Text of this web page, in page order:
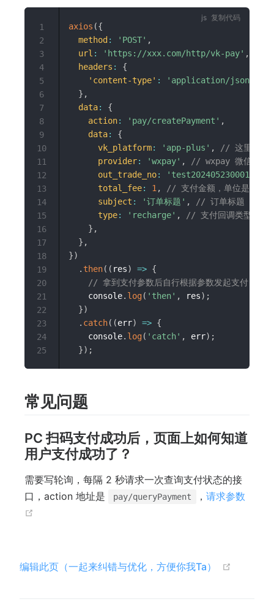
axios ({
method: 'POST' ,
url : 'https://xxx.com/http/vk-pay' ,
headers :
{
'content-type' :
'application/
} ,
data:
{
action: 'pay/createPayment' ,
data:
{
vk_platform: 'app-plus' ,
// 这里固定
provider: 'wxpay' ,
// wxpay 微信支
out_trade_no: 'test202405230001'
total_fee: 1 ,
// 支付金额，单位是分，
subject : '订单标题' ,
// 订单标题
type: 'recharge' ,
// 支付回调类型
} ,
} ,
})
. then( ( res) => {
// 拿到支付参数后自行根据参数发起支付
    console
. log( 'then' , res) ;
})
. catch( (err) => {
    console
. log( 'catch' , err) ;
}) ;
1
2
3
4
5
6
7
8
9
10
11
12
13
14
15
16
17
18
19
20
21
22
23
24
25
复制代码
常见问题
PC 扫码支付成功后，页面上如何知道
用户支付成功了？
需要写轮询，每隔 2 秒请求一次查询支付状态的接
口，action 地址是
pay/queryPayment ， 请求参数
编辑此页（一起来纠错与优化，方便你我Ta）